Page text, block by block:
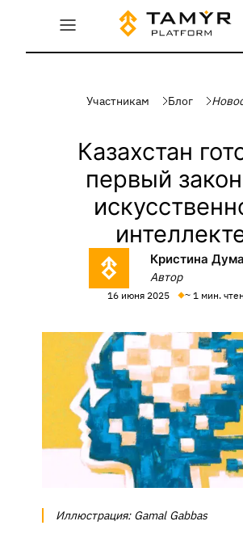
Участникам Блог
Казахстан
первый
Кристина
Автор
16 июня 2025 ~ 1 мин.
Иллюстрация: Gamal Gabbas